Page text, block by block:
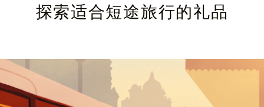
探索适合短途旅行的礼品